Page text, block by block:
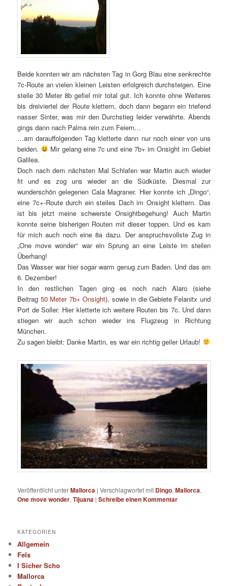
Beide konnten wir am nächsten Tag in Gorg Blau eine senkrechte
7c-Route an vielen kleinen Leisten erfolgreich durchsteigen. Eine
steile 30 Meter 8b gefiel mir total gut. Ich konnte ohne Weiteres
bis dreiviertel der Route klettern, doch dann begann ein triefend
nasser Sinter, was mir den Durchstieg leider verwährte. Abends
gings dann nach Palma rein zum Feiern…
…am darauffolgenden Tag kletterte dann nur noch einer von uns
beiden.
Mir gelang eine 7c und eine 7b+ im Onsight im Gebiet
Galilea.
Doch nach dem nächsten Mal Schlafen war Martin auch wieder
fit und es zog uns wieder an die Südküste. Diesmal zur
wunderschön gelegenen Cala Magraner. Hier konnte ich „Dingo“,
eine 7c+-Route durch ein steiles Dach im Onsight klettern. Das
ist bis jetzt meine schwerste Onsightbegehung! Auch Martin
konnte seine bisherigen Routen mit dieser toppen. Und es kam
für mich auch noch eine 8a dazu. Der anspruchsvollste Zug in
„One move wonder“ war ein Sprung an eine Leiste im steilen
Überhang!
Das Wasser war hier sogar warm genug zum Baden. Und das am
6. Dezember!
In den restlichen Tagen ging es noch nach Alaro (siehe
Beitrag 50 Meter 7b+ Onsight), sowie in die Gebiete Felanitx und
Port de Soller. Hier kletterte ich weitere Routen bis 7c. Und dann
stiegen wir auch schon wieder ins Flugzeug in Richtung
München.
Zu sagen bleibt: Danke Martin, es war ein richtig geiler Urlaub!
Veröffentlicht unterMallorca |Verschlagwortet mit Dingo,Mallorca,
One move wonder,Tijuana |Schreibe einen Kommentar
KATEGORIEN
Allgemein
Fels
I Sicher Scho
Mallorca